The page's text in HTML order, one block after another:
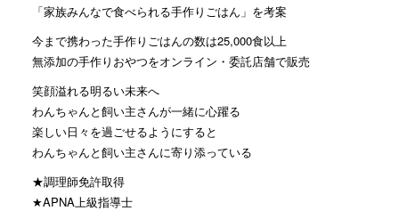
「家族みんなで食べられる手作りごはん」を考案
今まで携わった手作りごはんの数は25,000食以上
無添加の手作りおやつをオンライン・委託店舗で販売
笑顔溢れる明るい未来へ
わんちゃんと飼い主さんが一緒に心躍る
楽しい日々を過ごせるようにすると
わんちゃんと飼い主さんに寄り添っている
★調理師免許取得
★APNA上級指導士